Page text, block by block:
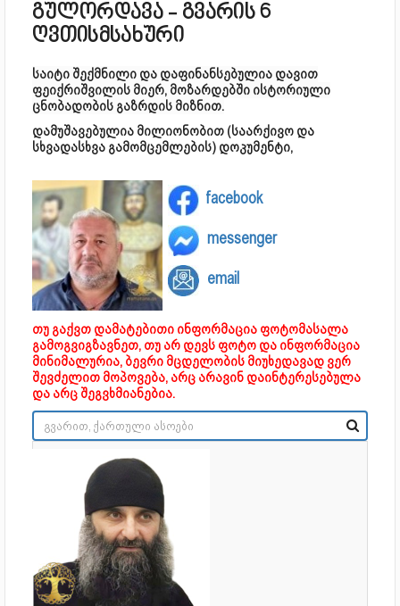
გულორდავა - გვარის 6
ღვთისმსახური
საიტი შექმნილი და დაფინანსებულია დავით
ფეიქრიშვილის მიერ, მოზარდებში ისტორიული
ცნობადობის გაზრდის მიზნით.
დამუშავებულია მილიონობით (საარქივო და
სხვადასხვა გამომცემლების) დოკუმენტი,
facebook
messenger
email
თუ გაქვთ დამატებითი ინფორმაცია ფოტომასალა
გამოგვიგზავნეთ, თუ არ დევს ფოტო და ინფორმაცია
მინიმალურია, ბევრი მცდელობის მიუხედავად ვერ
შევძელით მოპოვება, არც არავინ დაინტერესებულა
და არც შეგვხმიანებია.